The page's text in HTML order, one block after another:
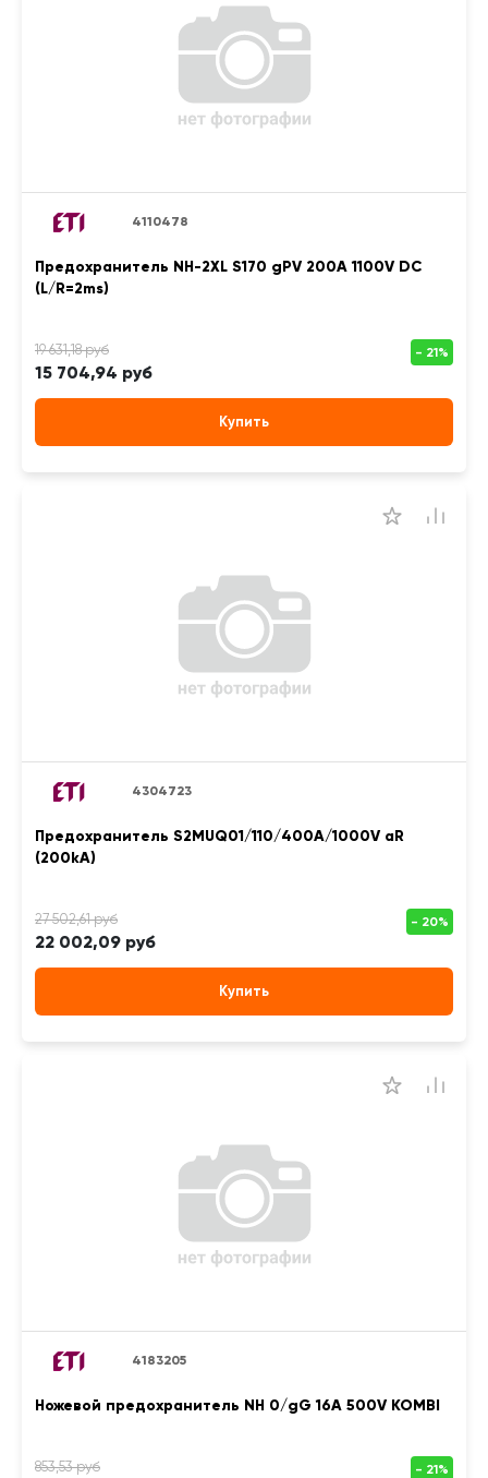
4110478
Предохранитель NH-2XL S170 gPV 200A 1100V DC
(L/R=2ms)
15 704,94 руб
Купить
4304723
Предохранитель S2MUQ01/110/400A/1000V aR
(200kA)
22 002,09 руб
Купить
4183205
Ножевой предохранитель NH 0/gG 16A 500V KOMBI